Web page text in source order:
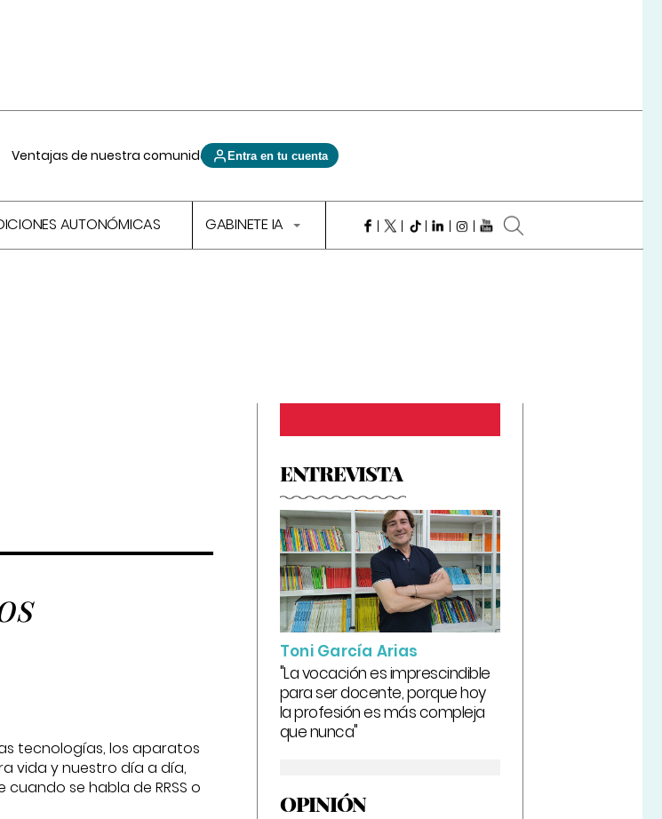
Ventajas de nuestra comunidad Entra en tu cuenta
AUTONÓMICAS GABINETE IA
tecnologías, los aparatos
vida y nuestro día a día,
se habla de RRSS o
ENTREVISTA
Toni García Arias
"La vocación es imprescindible
para ser docente, porque hoy
la profesión es más compleja
que nunca"
OPINIÓN